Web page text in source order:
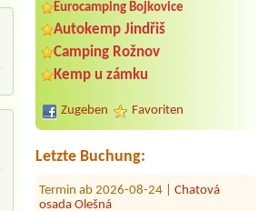
Eurocamping Bojkovice
Autokemp Jindřiš
Camping Rožnov
Kemp u zámku
Zugeben Favoriten
Letzte Buchung:
Termin ab 2026-08-08 |
Domaslavice
Termin ab 2026-08-08 |
Termin ab 2026-08-24 |
osada Olešná
2 lůžková chatka na 4 noci